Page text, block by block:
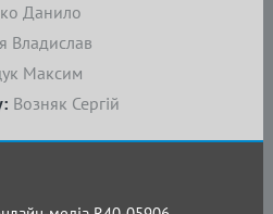
Данило
Владислав
Максим
Возняк Сергій